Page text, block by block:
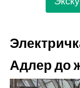
Адлер до